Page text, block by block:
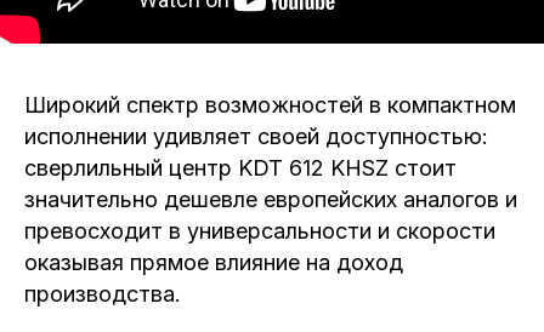
Широкий спектр возможностей в компактном
исполнении удивляет своей доступностью:
сверлильный центр KDT 612 KHSZ стоит
значительно дешевле европейских аналогов и
превосходит в универсальности и скорости
оказывая прямое влияние на доход
производства.